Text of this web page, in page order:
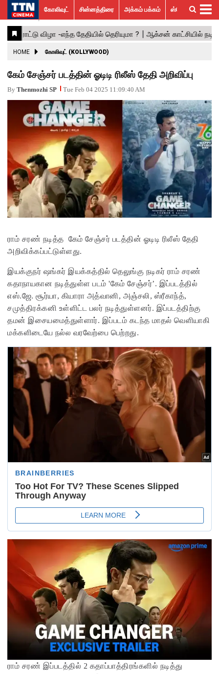
கோலிவுட்
சின்னத்திரை
பாலிவுட்
ஹாலிவுட்
அக்கம்
பக்கம்
ஸ்பெஷல்
ஸ்டோரீஸ்
விமர்சனம்
GALLERY
ACTRESS
ACTORS
MOVIESTILLS
EVENTS
VIDEOS
What’s
Hot
Trending
News
கோலிவுட் சின்னத்திரை அக்கம் பக்கம் ஸ்பெஷல் ஸ்டோரீஸ்
HOME கோலிவுட் (KOLLYWOOD)
கேம் சேஞ்சர் படத்தின் ஓடிடி ரிலீஸ் தேதி அறிவிப்பு
By Thenmozhi SP Tue Feb 04 2025 11:09:40 AM
ராம் சரண் நடித்த கேம் சேஞ்சர் படத்தின் ஓடிடி ரிலீஸ் தேதி
அறிவிக்கப்பட்டுள்ளது.
இயக்குநர் ஷங்கர் இயக்கத்தில் தெலுங்கு நடிகர் ராம் சரண்
கதாநாயகான நடித்துள்ள படம் 'கேம் சேஞ்சர்’. இப்படத்தில்
எஸ்.ஜே. சூர்யா, கியாரா அத்வானி, அஞ்சலி, ஸ்ரீகாந்த்,
சமுத்திரக்கனி உள்ளிட்ட பலர் நடித்துள்ளனர். இப்படத்திற்கு
தமன் இசையமைத்துள்ளார். இப்படம் கடந்த மாதல் வெளியாகி
மக்களிடையே நல்ல வரவேற்பை பெற்றது.
ராம் சரண் இப்படத்தில் 2 கதாப்பாத்திரங்களில் நடித்து